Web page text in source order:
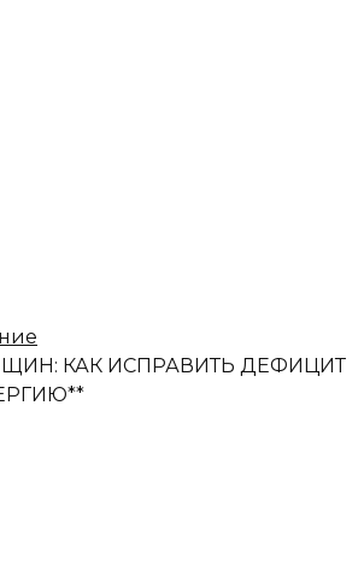
КАК ИСПРАВИТЬ ДЕФИЦИТ